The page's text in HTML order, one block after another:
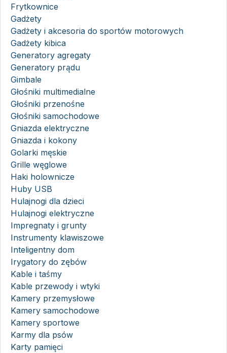
Frytkownice
Gadżety
Gadżety i akcesoria do sportów motorowych
Gadżety kibica
Generatory agregaty
Generatory prądu
Gimbale
Głośniki multimedialne
Głośniki przenośne
Głośniki samochodowe
Gniazda elektryczne
Gniazda i kokony
Golarki męskie
Grille węglowe
Haki holownicze
Huby USB
Hulajnogi dla dzieci
Hulajnogi elektryczne
Impregnaty i grunty
Instrumenty klawiszowe
Inteligentny dom
Irygatory do zębów
Kable i taśmy
Kable przewody i wtyki
Kamery przemysłowe
Kamery samochodowe
Kamery sportowe
Karmy dla psów
Karty pamięci